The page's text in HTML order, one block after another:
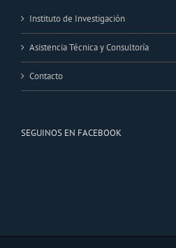
Instituto de Investigación
Asistencia Técnica y Consultoría
Contacto
SEGUINOS EN FACEBOOK